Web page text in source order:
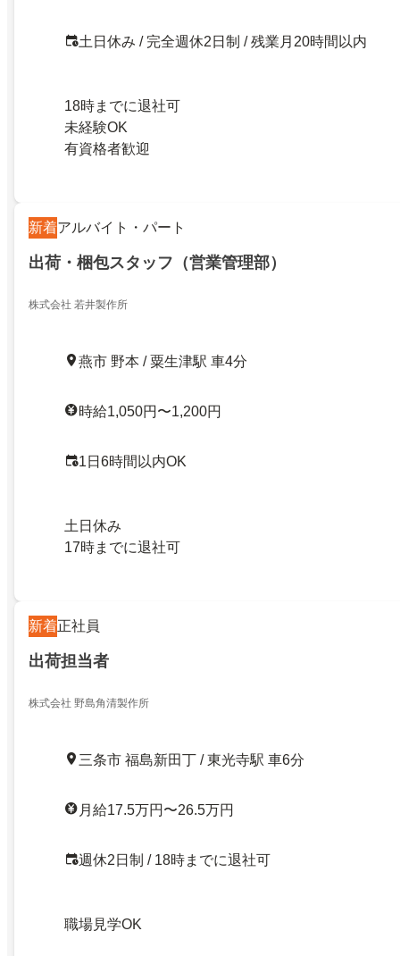
土日休み / 完全週休2日制 / 残業月20時間以内
18時までに退社可
未経験OK
有資格者歓迎
新着アルバイト・パート
出荷・梱包スタッフ（営業管理部）
株式会社 若井製作所
燕市 野本 / 粟生津駅 車4分
時給1,050円〜1,200円
1日6時間以内OK
土日休み
17時までに退社可
新着正社員
出荷担当者
株式会社 野島角清製作所
三条市 福島新田丁 / 東光寺駅 車6分
月給17.5万円〜26.5万円
週休2日制 / 18時までに退社可
職場見学OK